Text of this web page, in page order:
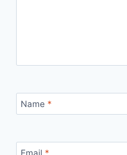
Name *